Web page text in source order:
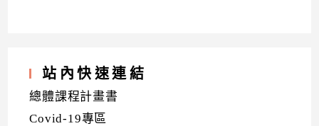
站內快速連結
總體課程計畫書
Covid-19專區